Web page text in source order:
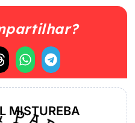
MISTUREBA